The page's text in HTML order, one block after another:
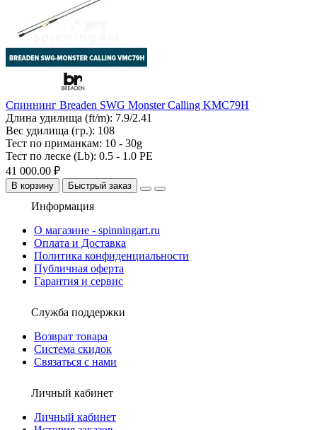
Спиннинг Breaden SWG Monster Calling KMC79H
Длина удилища (ft/m): 7.9/2.41
Вес удилища (гр.): 108
Тест по приманкам: 10 - 30g
Тест по леске (Lb): 0.5 - 1.0 PE
41 000.00 ₽
В корзину Быстрый заказ
Информация
О магазине - spinningart.ru
Оплата и Доставка
Политика конфиденциальности
Публичная оферта
Гарантия и сервис
Служба поддержки
Возврат товара
Система скидок
Связаться с нами
Личный кабинет
Личный кабинет